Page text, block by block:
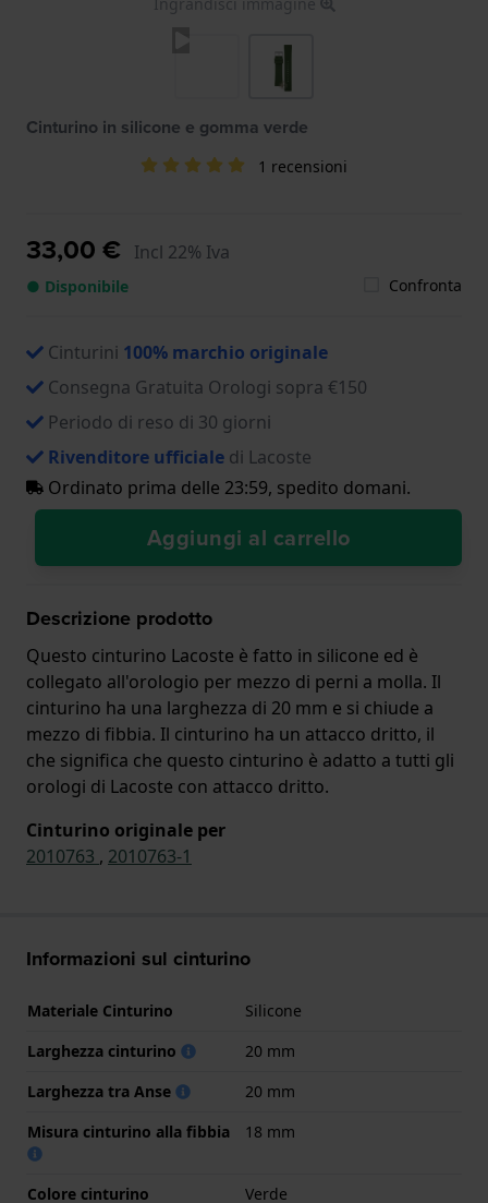
Cinturino in silicone e gomma verde
1 recensioni
33,00 € Incl 22% Iva
● Disponibile Confronta
Cinturini 100% marchio originale
Consegna Gratuita Orologi sopra €150
Periodo di reso di 30 giorni
Rivenditore ufficiale di Lacoste
Ordinato prima delle 23:59, spedito domani.
Aggiungi al carrello
Descrizione prodotto
Questo cinturino Lacoste è fatto in silicone ed è
collegato all'orologio per mezzo di perni a molla. Il
cinturino ha una larghezza di 20 mm e si chiude a
mezzo di fibbia. Il cinturino ha un attacco dritto, il
che significa che questo cinturino è adatto a tutti gli
orologi di Lacoste con attacco dritto.
Cinturino originale per
2010763 , 2010763-1
Informazioni sul cinturino
Materiale Cinturino
Silicone
Larghezza cinturino
20 mm
Larghezza tra Anse
20 mm
Misura cinturino alla fibbia
18 mm
Colore cinturino Verde